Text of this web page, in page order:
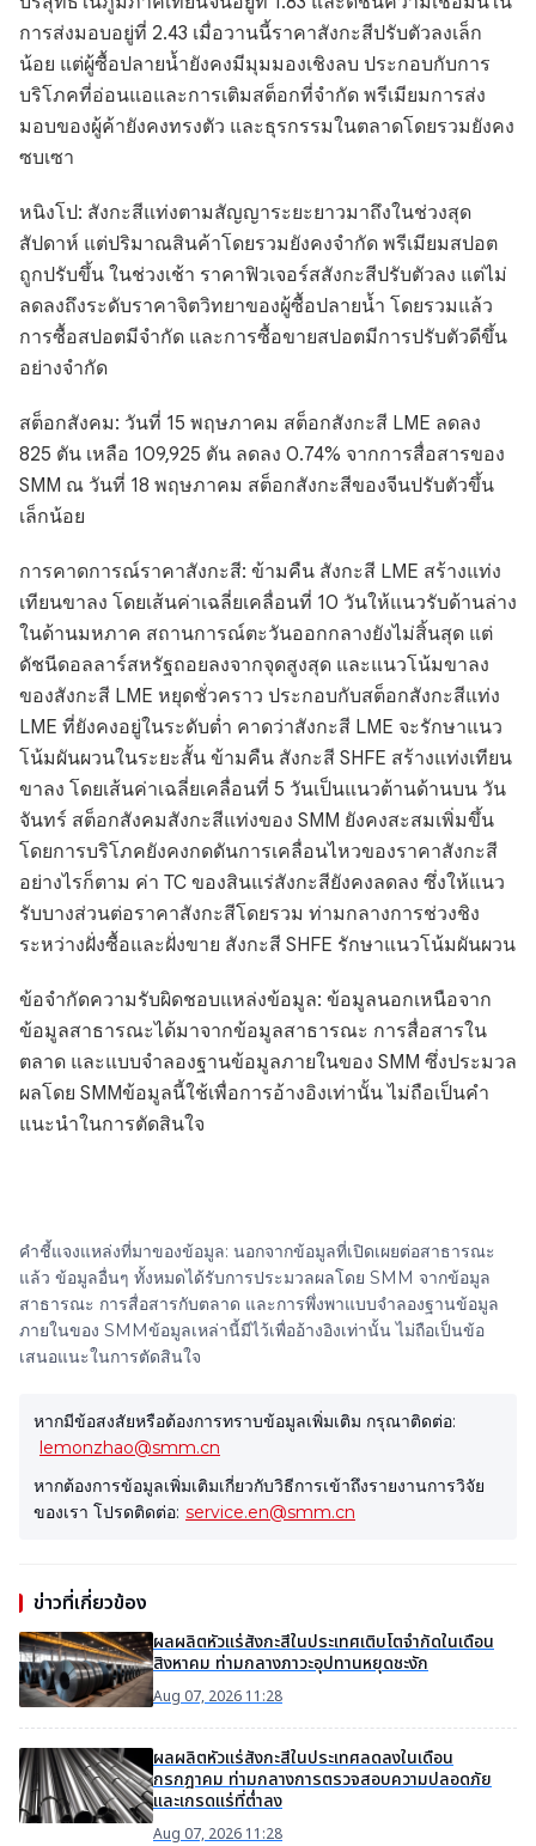
การส่งมอบอยู่ที่ 2.43 เมื่อวานนี้ราคาสังกะสีปรับตัวลงเล็ก
น้อย แต่ผู้ซื้อปลายน้ำยังคงมีมุมมองเชิงลบ ประกอบกับการ
บริโภคที่อ่อนแอและการเติมสต็อกที่จำกัด พรีเมียมการส่ง
มอบของผู้ค้ายังคงทรงตัว และธุรกรรมในตลาดโดยรวมยังคง
ซบเซา
หนิงโป: สังกะสีแท่งตามสัญญาระยะยาวมาถึงในช่วงสุด
สัปดาห์ แต่ปริมาณสินค้าโดยรวมยังคงจำกัด พรีเมียมสปอต
ถูกปรับขึ้น ในช่วงเช้า ราคาฟิวเจอร์สสังกะสีปรับตัวลง แต่ไม่
ลดลงถึงระดับราคาจิตวิทยาของผู้ซื้อปลายน้ำ โดยรวมแล้ว
การซื้อสปอตมีจำกัด และการซื้อขายสปอตมีการปรับตัวดีขึ้น
อย่างจำกัด
สต็อกสังคม: วันที่ 15 พฤษภาคม สต็อกสังกะสี LME ลดลง
825 ตัน เหลือ 109,925 ตัน ลดลง 0.74% จากการสื่อสารของ
SMM ณ วันที่ 18 พฤษภาคม สต็อกสังกะสีของจีนปรับตัวขึ้น
เล็กน้อย
การคาดการณ์ราคาสังกะสี: ข้ามคืน สังกะสี LME สร้างแท่ง
เทียนขาลง โดยเส้นค่าเฉลี่ยเคลื่อนที่ 10 วันให้แนวรับด้านล่าง
ในด้านมหภาค สถานการณ์ตะวันออกกลางยังไม่สิ้นสุด แต่
ดัชนีดอลลาร์สหรัฐถอยลงจากจุดสูงสุด และแนวโน้มขาลง
ของสังกะสี LME หยุดชั่วคราว ประกอบกับสต็อกสังกะสีแท่ง
LME ที่ยังคงอยู่ในระดับต่ำ คาดว่าสังกะสี LME จะรักษาแนว
โน้มผันผวนในระยะสั้น ข้ามคืน สังกะสี SHFE สร้างแท่งเทียน
ขาลง โดยเส้นค่าเฉลี่ยเคลื่อนที่ 5 วันเป็นแนวต้านด้านบน วัน
จันทร์ สต็อกสังคมสังกะสีแท่งของ SMM ยังคงสะสมเพิ่มขึ้น
โดยการบริโภคยังคงกดดันการเคลื่อนไหวของราคาสังกะสี
อย่างไรก็ตาม ค่า TC ของสินแร่สังกะสียังคงลดลง ซึ่งให้แนว
รับบางส่วนต่อราคาสังกะสีโดยรวม ท่ามกลางการช่วงชิง
ระหว่างฝั่งซื้อและฝั่งขาย สังกะสี SHFE รักษาแนวโน้มผันผวน
ข้อจำกัดความรับผิดชอบแหล่งข้อมูล: ข้อมูลนอกเหนือจาก
ข้อมูลสาธารณะได้มาจากข้อมูลสาธารณะ การสื่อสารใน
ตลาด และแบบจำลองฐานข้อมูลภายในของ SMM ซึ่งประมวล
ผลโดย SMMข้อมูลนี้ใช้เพื่อการอ้างอิงเท่านั้น ไม่ถือเป็นคำ
แนะนำในการตัดสินใจ
คำชี้แจงแหล่งที่มาของข้อมูล: นอกจากข้อมูลที่เปิดเผยต่อสาธารณะ
แล้ว ข้อมูลอื่นๆ ทั้งหมดได้รับการประมวลผลโดย SMM จากข้อมูล
สาธารณะ การสื่อสารกับตลาด และการพึ่งพาแบบจำลองฐานข้อมูล
ภายในของ SMMข้อมูลเหล่านี้มีไว้เพื่ออ้างอิงเท่านั้น ไม่ถือเป็นข้อ
เสนอแนะในการตัดสินใจ
หากมีข้อสงสัยหรือต้องการทราบข้อมูลเพิ่มเติม กรุณาติดต่อ:
lemonzhao@smm.cn
หากต้องการข้อมูลเพิ่มเติมเกี่ยวกับวิธีการเข้าถึงรายงานการวิจัย
ของเรา โปรดติดต่อ: service.en@smm.cn
ข่าวที่เกี่ยวข้อง
ผลผลิตหัวแร่สังกะสีในประเทศเติบโตจำกัดในเดือน
สิงหาคม ท่ามกลางภาวะอุปทานหยุดชะงัก
Aug 07, 2026 11:28
ผลผลิตหัวแร่สังกะสีในประเทศลดลงในเดือน
กรกฎาคม ท่ามกลางการตรวจสอบความปลอดภัย
และเกรดแร่ที่ต่ำลง
Aug 07, 2026 11:28